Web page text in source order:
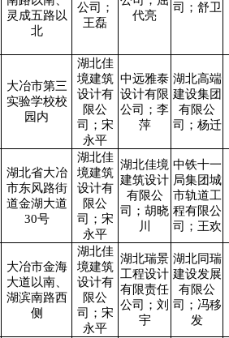
灵成五路以
北
公司；
王磊
代亮
司；舒卫
大冶市第三
实验学校校
园内
湖北佳
境建筑
设计有
限公
司；宋
永平
中远雅泰
设计有限
公司；李
萍
湖北高端
建设集团
有限公
司；杨迁
湖北省大冶
市东风路街
道金湖大道
30号
湖北佳
境建筑
设计有
限公
司；宋
永平
湖北佳境
建筑设计
有限公
司；胡晓
川
中铁十一
局集团城
市轨道工
程有限公
司；王欢
大冶市金海
大道以南、
湖滨南路西
侧
湖北佳
境建筑
设计有
限公
司；宋
永平
湖北瑞景
工程设计
有限责任
公司；刘
宇
湖北同瑞
建设发展
有限公
司；冯移
发